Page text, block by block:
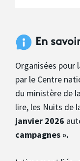
En
Organisées pour
par le Centre
du ministère de
lire, les Nuits de
janvier 2026
campagnes ».